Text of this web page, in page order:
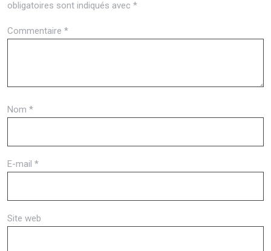
obligatoires sont indiqués avec *
Commentaire *
Nom *
E-mail *
Site web